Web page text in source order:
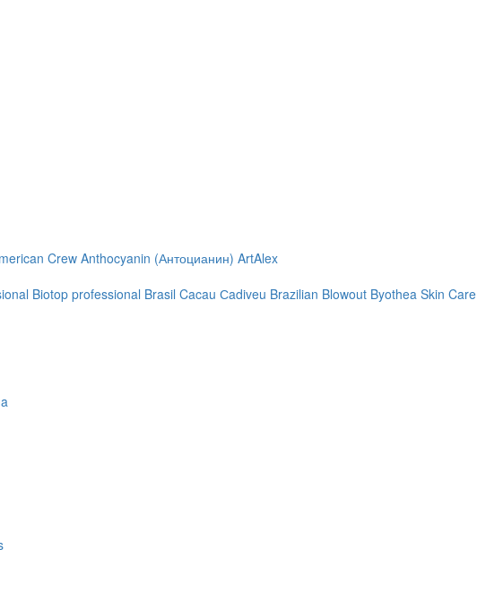
CrewAnthocyanin (Антоцианин) ArtAlex
Biotop professional Brasil Cacau Сadiveu Brazilian Blowout Byothea Skin Care